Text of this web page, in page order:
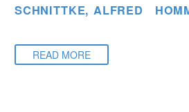
SCHNITTKE, ALFRED
READ MORE